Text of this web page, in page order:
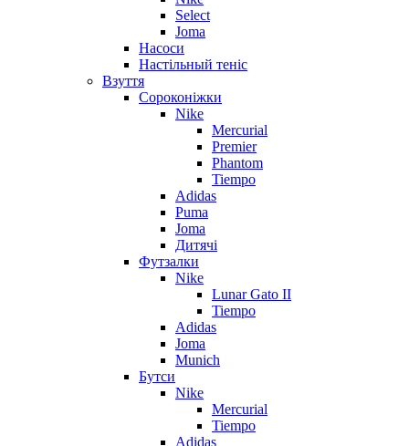
Select
Joma
Насоси
Настільный теніс
Взуття
Сороконіжки
Nike
Mercurial
Premier
Phantom
Tiempo
Adidas
Puma
Joma
Дитячі
Футзалки
Nike
Lunar Gato II
Tiempo
Adidas
Joma
Munich
Бутси
Nike
Mercurial
Tiempo
Adidas